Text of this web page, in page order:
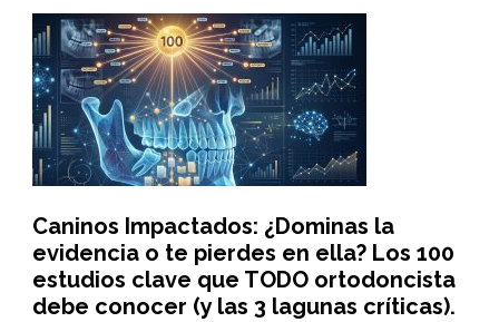
Caninos Impactados: ¿Dominas la
evidencia o te pierdes en ella? Los 100
estudios clave que TODO ortodoncista
debe conocer (y las 3 lagunas críticas).